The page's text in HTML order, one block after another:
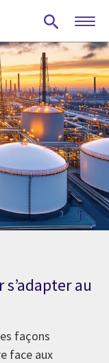
au
façons
face aux